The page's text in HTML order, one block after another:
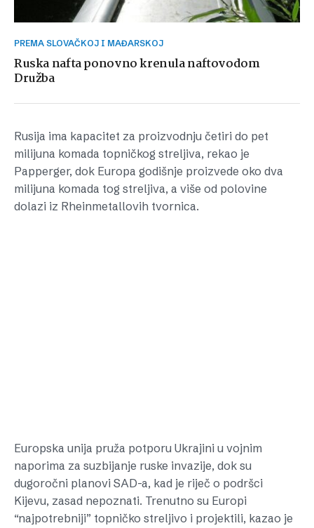
PREMA SLOVAČKOJ I MAĐARSKOJ
Ruska nafta ponovno krenula naftovodom
Družba
Rusija ima kapacitet za proizvodnju četiri do pet
milijuna komada topničkog streljiva, rekao je
Papperger, dok Europa godišnje proizvede oko dva
milijuna komada tog streljiva, a više od polovine
dolazi iz Rheinmetallovih tvornica.
Europska unija pruža potporu Ukrajini u vojnim
naporima za suzbijanje ruske invazije, dok su
dugoročni planovi SAD-a, kad je riječ o podršci
Kijevu, zasad nepoznati. Trenutno su Europi
“najpotrebniji” topničko streljivo i projektili, kazao je